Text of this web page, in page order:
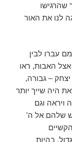
לנו את האור
עברו לבין
האבות, ראו
– גבורה,
היה שייך יותר
וגם
שלהם אל ה'
בהיות